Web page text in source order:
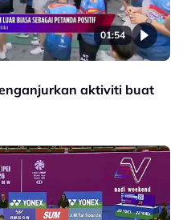
01:54
aktiviti buat